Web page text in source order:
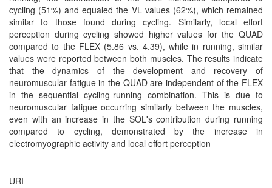
cycling (51%) and equaled the VL values (62%), which remained
similar to those found during cycling. Similarly, local effort
perception during cycling showed higher values for the QUAD
compared to the FLEX (5.86 vs. 4.39), while in running, similar
values were reported between both muscles. The results indicate
that the dynamics of the development and recovery of
neuromuscular fatigue in the QUAD are independent of the FLEX
in the sequential cycling-running combination. This is due to
neuromuscular fatigue occurring similarly between the muscles,
even with an increase in the SOL's contribution during running
compared to cycling, demonstrated by the increase in
electromyographic activity and local effort perception
URI